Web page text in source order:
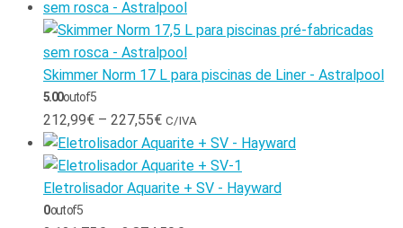
Skimmer Norm 17 L para piscinas de Liner - Astralpool
5.00out of 5
212,99€ – 227,55€ C/IVA
Eletrolisador Aquarite + SV - Hayward
0out of 5